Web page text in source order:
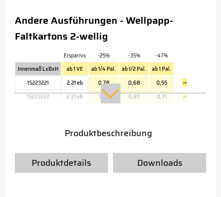
Andere Ausführungen - Wellpapp-
Faltkartons 2-wellig
Ersparnis -25% -35%
-47%
Innenmaß LxBxH
ab 1 VE ab 1/4 Pal. ab 1/2 Pal.
ab 1 Pal.
15223221
2.21 eb 0,78 0,68 0,55
→
15223222
2.21 eb 1,00 0,87 0,71 →
Produktbeschreibung
Produktdetails Downloads